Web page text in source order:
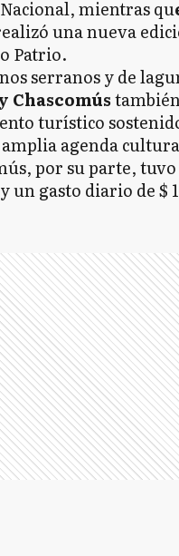
mientras qu
una nueva
Patrio.
serranos y de
Chascomús
turístico
agenda
por su parte,
un gasto diario de $